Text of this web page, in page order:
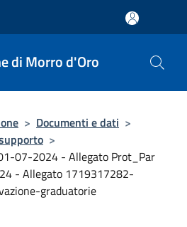
di Morro d'Oro
> Documenti e dati >
>
07-2024 - Allegato Prot_Par
- Allegato 1719317282-
graduatorie